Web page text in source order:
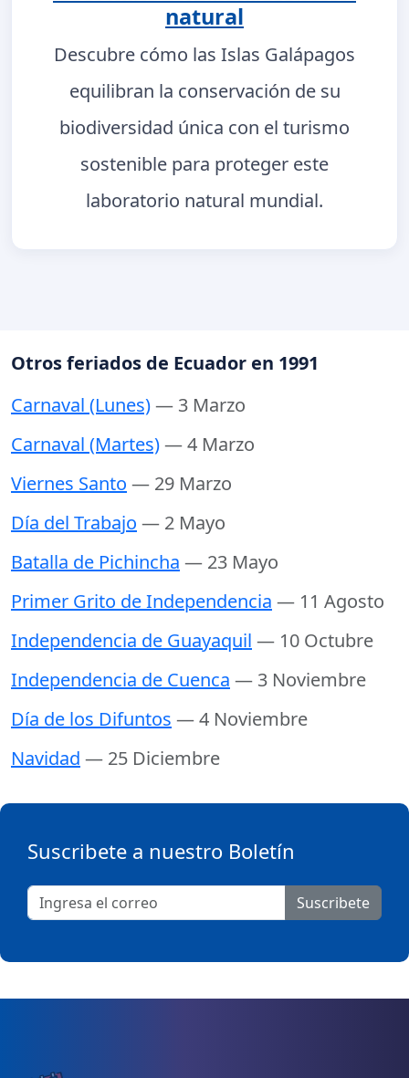
natural
Descubre cómo las Islas Galápagos
equilibran la conservación de su
biodiversidad única con el turismo
sostenible para proteger este
laboratorio natural mundial.
Otros feriados de Ecuador en 1991
Carnaval (Lunes)— 3 Marzo
Carnaval (Martes)— 4 Marzo
Viernes Santo — 29 Marzo
Día del Trabajo — 2 Mayo
Batalla de Pichincha — 23 Mayo
Primer Grito de Independencia — 11 Agosto
Independencia de Guayaquil — 10 Octubre
Independencia de Cuenca — 3 Noviembre
Día de los Difuntos — 4 Noviembre
Navidad — 25 Diciembre
Suscribete a nuestro Boletín
Suscribete